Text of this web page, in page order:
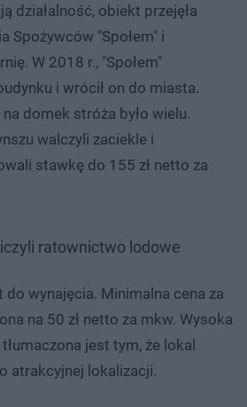
działalność, obiekt przejęła
Spożywców "Społem" i
W 2018 r., "Społem"
i wrócił on do miasta.
domek stróża było wielu.
walczyli zaciekle i
stawkę do 155 zł netto za
ratownictwo lodowe
do wynajęcia. Minimalna cena za
na 50 zł netto za mkw. Wysoka
jest tym, że lokal
atrakcyjnej lokalizacji.